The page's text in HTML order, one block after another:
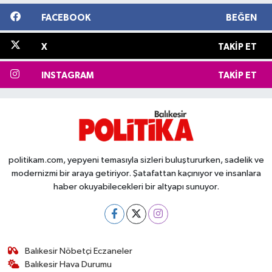
FACEBOOK BEĞEN
X TAKIP ET
INSTAGRAM TAKIP ET
politikam.com, yepyeni temasıyla sizleri buluştururken, sadelik ve
modernizmi bir araya getiriyor. Şatafattan kaçınıyor ve insanlara
haber okuyabilecekleri bir altyapı sunuyor.
Balıkesir Nöbetçi Eczaneler
Balıkesir Hava Durumu